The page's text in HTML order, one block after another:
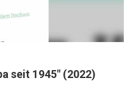
seit 1945" (2022)